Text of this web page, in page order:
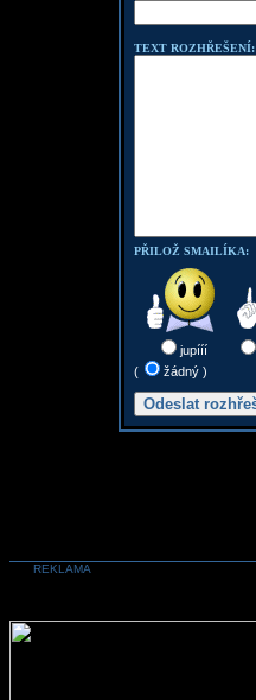
TEXT ROZHŘEŠENÍ:
PŘILOŽ SMAILÍKA:
jupííí
(
žádný )
REKLAMA